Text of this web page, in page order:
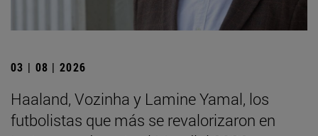
03 | 08 | 2026
Haaland, Vozinha y Lamine Yamal, los
futbolistas que más se revalorizaron en